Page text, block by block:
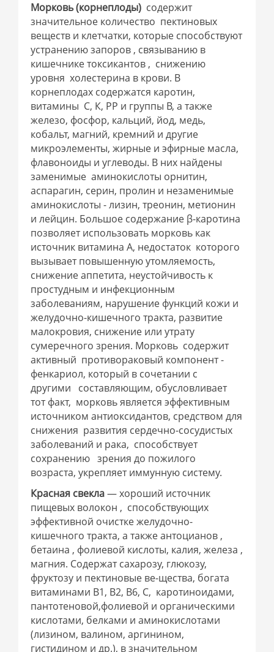
Морковь(корнеплоды) содержит
значительное количество пектиновых
веществ и клетчатки, которые способствуют
устранению запоров , связыванию в
кишечнике токсикантов , снижению
уровня холестерина в крови. В
корнеплодах содержатся каротин,
витамины С, К, РР и группы В, а также
железо, фосфор, кальций, йод, медь,
кобальт, магний, кремний и другие
микроэлементы, жирные и эфирные масла,
флавоноиды и углеводы. В них найдены
заменимые аминокислоты орнитин,
аспарагин, серин, пролин и незаменимые
аминокислоты - лизин, треонин, метионин
и лейцин. Большое содержание β-каротина
позволяет использовать морковь как
источник витамина А, недостаток которого
вызывает повышенную утомляемость,
снижение аппетита, неустойчивость к
простудным и инфекционным
заболеваниям, нарушение функций кожи и
желудочно-кишечного тракта, развитие
малокровия, снижение или утрату
сумеречного зрения. Морковь содержит
активный противораковый компонент -
фенкариол, который в сочетании с
другими составляющим, обусловливает
тот факт, морковь является эффективным
источником антиоксидантов, средством для
снижения развития сердечно-сосудистых
заболеваний и рака, способствует
сохранению зрения до пожилого
возраста, укрепляет иммунную систему.
Красная свекла— хороший источник
пищевых волокон , способствующих
эффективной очистке желудочно-
кишечного тракта, а также антоцианов ,
бетаина , фолиевой кислоты, калия, железа ,
магния. Содержат сахарозу, глюкозу,
фруктозу и пектиновые ве-щества, богата
витаминами В1, В2, В6, С, каротиноидами,
пантотеновой,фолиевой и органическими
кислотами, белками и аминокислотами
(лизином, валином, аргинином,
гистидином и др.), в значительном